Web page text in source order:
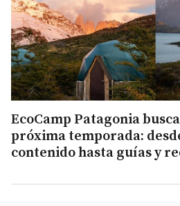
EcoCamp Patagonia
próxima temporada:
contenido hasta guías y